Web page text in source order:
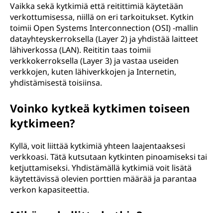
Vaikka sekä kytkimiä että reitittimiä käytetään
verkottumisessa, niillä on eri tarkoitukset. Kytkin
toimii Open Systems Interconnection (OSI) -mallin
datayhteyskerroksella (Layer 2) ja yhdistää laitteet
lähiverkossa (LAN). Reititin taas toimii
verkkokerroksella (Layer 3) ja vastaa useiden
verkkojen, kuten lähiverkkojen ja Internetin,
yhdistämisestä toisiinsa.
Voinko kytkeä kytkimen toiseen
kytkimeen?
Kyllä, voit liittää kytkimiä yhteen laajentaaksesi
verkkoasi. Tätä kutsutaan kytkinten pinoamiseksi tai
ketjuttamiseksi. Yhdistämällä kytkimiä voit lisätä
käytettävissä olevien porttien määrää ja parantaa
verkon kapasiteettia.